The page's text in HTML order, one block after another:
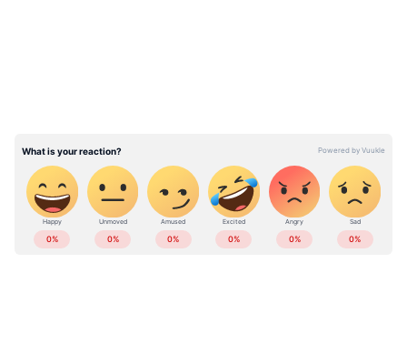
കുഞ്ഞിന്‍റെ കയ്യിലിരുന്ന് പൊട്ടിയത്. സംഭവ
സ്ഥലത്ത് വെച്ച് തന്നെ സാഞ്ചസിനെ
കസ്റ്റഡിയിലെടുത്തു. വെടിവച്ച തോക്ക്
പിടിച്ചെടുത്തെന്ന് ഫ്രെസ്‌നോ പൊലീസ്
അറിയിച്ചു.
ABOUT THE AUTHOR